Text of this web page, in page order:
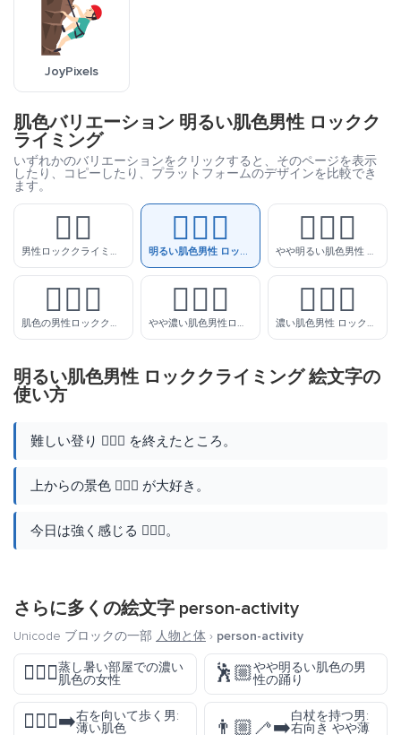
JoyPixels
肌色バリエーション 明るい肌色男性 ロックク
ライミング
いずれかのバリエーションをクリックすると、そのページを表示
したり、コピーしたり、プラットフォームのデザインを比較でき
ます。
🧗‍♂️
男性ロッククライミング
🧗🏻‍♂️
明るい肌色男性 ロッククライミング
🧗🏼‍♂️
やや明るい肌色男性 ロッククライミング
🧗🏽‍♂️
肌色の男性ロッククライミング
🧗🏾‍♂️
やや濃い肌色男性ロッククライミング
🧗🏿‍♂️
濃い肌色男性 ロッククライミング
明るい肌色男性 ロッククライミング 絵文字の
使い方
難しい登り 🧗🏻‍♂️ を終えたところ。
上からの景色 🧗🏻‍♂️ が大好き。
今日は強く感じる 🧗🏻‍♂️。
さらに多くの絵文字 person-activity
Unicode ブロックの一部 人物と体 › person-activity
🧖🏿‍♀️蒸し暑い部屋での濃い
肌色の女性
🕺🏼やや明るい肌色の男
性の踊り
🚶🏻‍♂️‍➡️右を向いて歩く男:
薄い肌色
👨🏼‍🦯‍➡️
白杖を持つ男:
右向き やや薄